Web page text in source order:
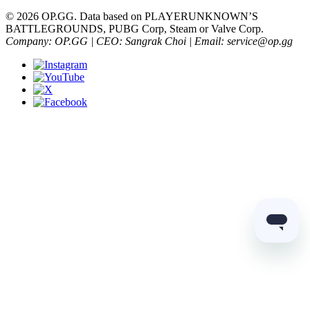
© 2026 OP.GG. Data based on PLAYERUNKNOWN’S
BATTLEGROUNDS, PUBG Corp, Steam or Valve Corp.
Company: OP.GG | CEO: Sangrak Choi | Email: service@op.gg